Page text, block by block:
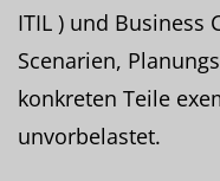
ITIL ) und Business
Scenarien,
konkreten Teile
unvorbelastet.